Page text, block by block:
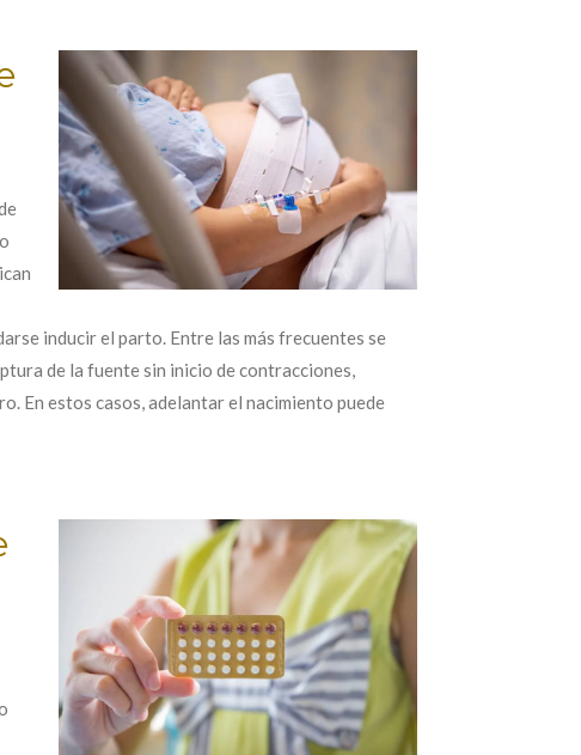
inducir el parto. Entre las más frecuentes se
de la fuente sin inicio de contracciones,
En estos casos, adelantar el nacimiento puede